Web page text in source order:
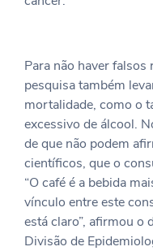
Para não haver
pesquisa também
mortalidade, como o
excessivo de álcool.
de que não podem
científicos, que o
“O café é a bebida
vínculo entre este
está claro”, afirmou o
Divisão de